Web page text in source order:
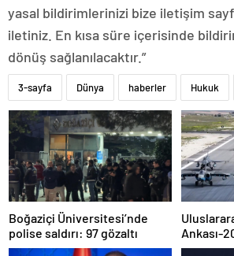
yasal bildirimlerinizi bize iletişim
iletiniz. En kısa süre içerisinde
dönüş sağlanılacaktır.”
3-sayfa Dünya haberler Hukuk
Boğaziçi Üniversitesi’nde
polise saldırı: 97 gözaltı
Ankası-